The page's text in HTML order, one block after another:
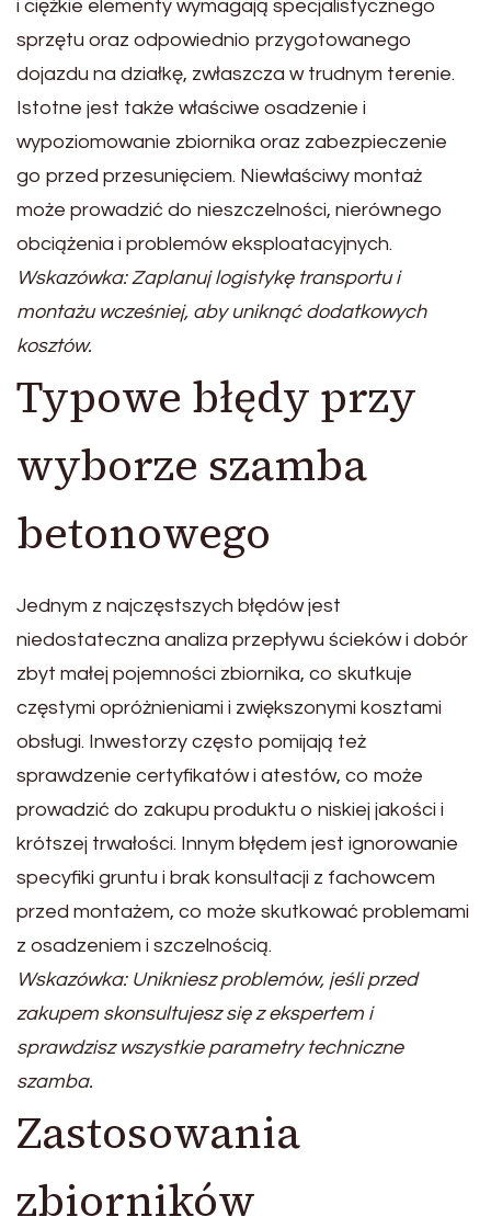
i ciężkie elementy wymagają specjalistycznego
sprzętu oraz odpowiednio przygotowanego
dojazdu na działkę, zwłaszcza w trudnym terenie.
Istotne jest także właściwe osadzenie i
wypoziomowanie zbiornika oraz zabezpieczenie
go przed przesunięciem. Niewłaściwy montaż
może prowadzić do nieszczelności, nierównego
obciążenia i problemów eksploatacyjnych.
Wskazówka: Zaplanuj logistykę transportu i
montażu wcześniej, aby uniknąć dodatkowych
kosztów.
Typowe błędy przy
wyborze szamba
betonowego
Jednym z najczęstszych błędów jest
niedostateczna analiza przepływu ścieków i dobór
zbyt małej pojemności zbiornika, co skutkuje
częstymi opróżnieniami i zwiększonymi kosztami
obsługi. Inwestorzy często pomijają też
sprawdzenie certyfikatów i atestów, co może
prowadzić do zakupu produktu o niskiej jakości i
krótszej trwałości. Innym błędem jest ignorowanie
specyfiki gruntu i brak konsultacji z fachowcem
przed montażem, co może skutkować problemami
z osadzeniem i szczelnością.
Wskazówka: Unikniesz problemów, jeśli przed
zakupem skonsultujesz się z ekspertem i
sprawdzisz wszystkie parametry techniczne
szamba.
Zastosowania
zbiorników